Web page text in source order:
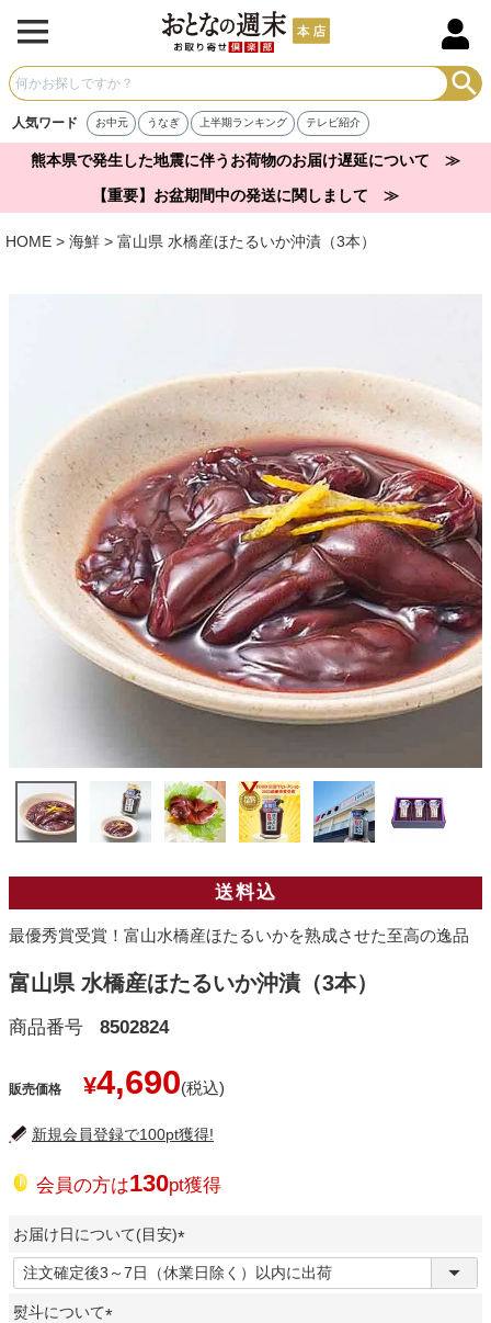
人気ワード お中元 うなぎ 上半期ランキング テレビ紹介
熊本県で発生した地震に伴うお荷物のお届け遅延について ≫
【重要】お盆期間中の発送に関しまして ≫
HOME 海鮮 富山県 水橋産ほたるいか沖漬（3本）
送料込
最優秀賞受賞！富山水橋産ほたるいかを熟成させた至高の逸品
富山県 水橋産ほたるいか沖漬（3本）
商品番号 8502824
販売価格 ¥4,690
新規会員登録で100pt獲得!
会員の方は130pt獲得
お届け日について(目安)
(
必
熨斗について